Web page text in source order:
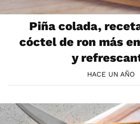
Piña colada,
cóctel de ron más
y
HACE UN AÑO